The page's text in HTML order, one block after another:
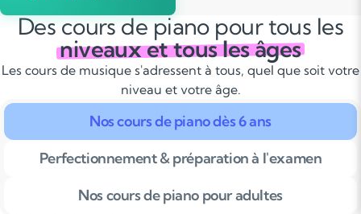
Des cours de piano pour tous les
niveaux et tous les âges
Les cours de musique s'adressent à tous, quel que soit votre
niveau et votre âge.
Nos cours de piano dès 6 ans
Perfectionnement & préparation à l'examen
Nos cours de piano pour adultes